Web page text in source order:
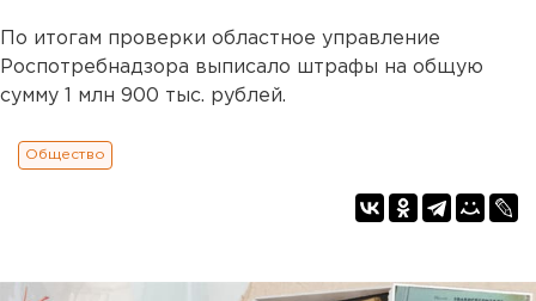
По итогам проверки областное управление
Роспотребнадзора выписало штрафы на общую
сумму 1 млн 900 тыс. рублей.
Общество